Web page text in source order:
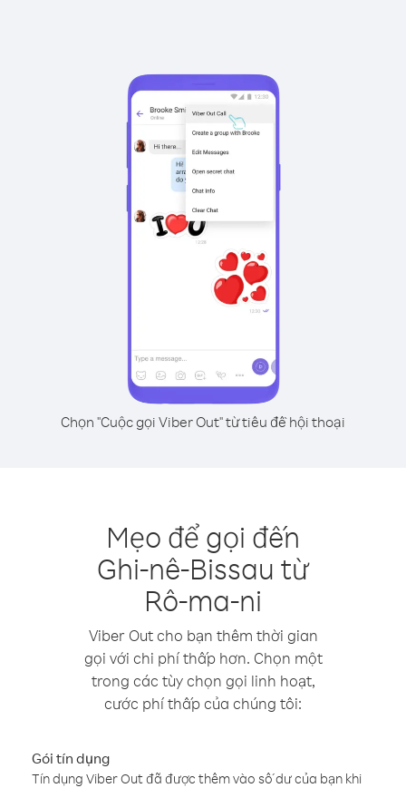
Chọn "Cuộc gọi Viber Out" từ tiêu đề hội thoại
Mẹo để gọi đến
Ghi-nê-Bissau từ
Rô-ma-ni
Viber Out cho bạn thêm thời gian
gọi với chi phí thấp hơn. Chọn một
trong các tùy chọn gọi linh hoạt,
cước phí thấp của chúng tôi:
Gói tín dụng
Tín dụng Viber Out đã được thêm vào số dư của bạn khi